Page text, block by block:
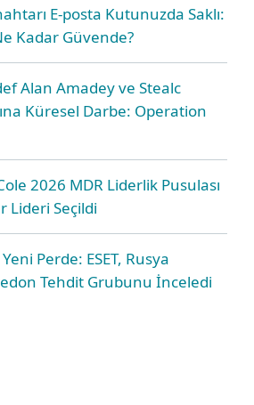
E-posta Kutunuzda Saklı:
Kadar Güvende?
Alan Amadey ve Stealc
Küresel Darbe: Operation
2026 MDR Liderlik Pusulası
Lideri Seçildi
Perde: ESET, Rusya
Tehdit Grubunu İnceledi